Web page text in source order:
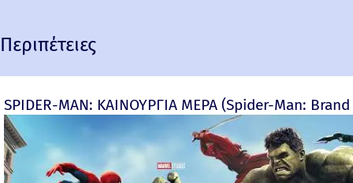
Περιπέτειες
SPIDER-MAN: ΚΑΙΝΟΥΡΓΙΑ ΜΕΡΑ (Spider-Man: